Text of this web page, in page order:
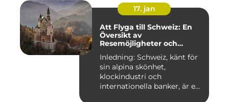
17. jan
Att Flyga till Schweiz: En
Översikt av
Resemöjligheter och
Nackdelar
Inledning: Schweiz, känt för
sin alpina skönhet,
klockindustri och
internationella banker, är en